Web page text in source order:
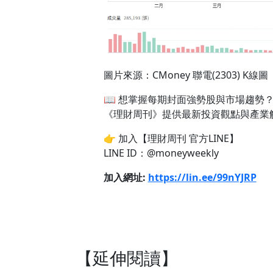
圖片來源：CMoney 聯電(2303) K線圖
📖 想掌握每期封面強勢股與市場趨勢
《理財周刊》提供最新投資觀點與產業
👉 加入【理財周刊 官方LINE】
LINE ID：@moneyweekly
加入網址: https://lin.ee/99nYJRP
【延伸閱讀】